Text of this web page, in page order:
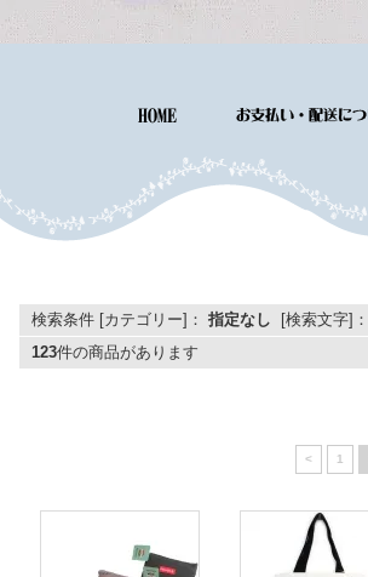
検索条件 [カテゴリー]： 指定なし [検索文字]：
123件の商品があります
< 1